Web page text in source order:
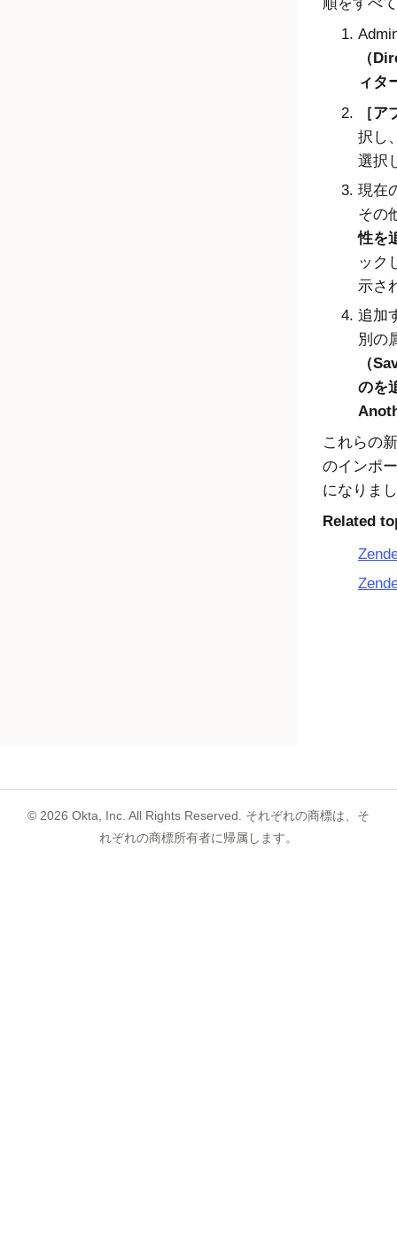
（
ィタ
ア
択し
選択
現在
その
性を
ック
示さ
追加
別の
（
のを
これらの
のインポ
になりま
Related
© 2026 Okta, Inc. All Rights Reserved. それぞれの商標は、そ
れぞれの商標所有者に帰属します。